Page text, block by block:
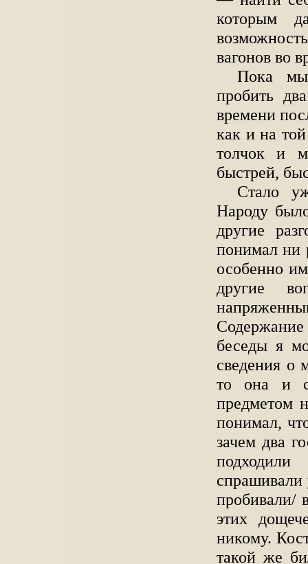
которым
вагонов во
Пока мы
пробить
времени
как и на
толчок и
быстрей,
Стало
Народу
другие
понимал ни
особенно
другие
беседы я
сведения о
то она и
предметом
понимал,
зачем два
пробивали/
этих
никому.
такой же